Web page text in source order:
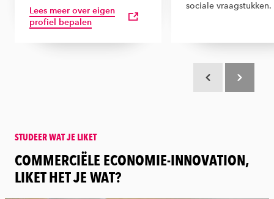
Lees meer over eigen
profiel bepalen
sociale vraagstukken.
STUDEER WAT JE LIKET
:
COMMERCIËLE ECONOMIE-INNOVATION,
LIKET HET JE WAT?